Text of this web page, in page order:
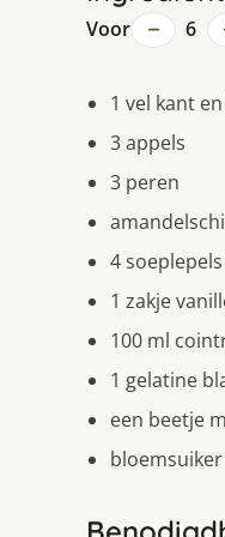
Voor − 6
1 vel kant
3 appels
3 peren
4
1 zakje
100 ml
1 gelatine
een beetje
bloemsuiker